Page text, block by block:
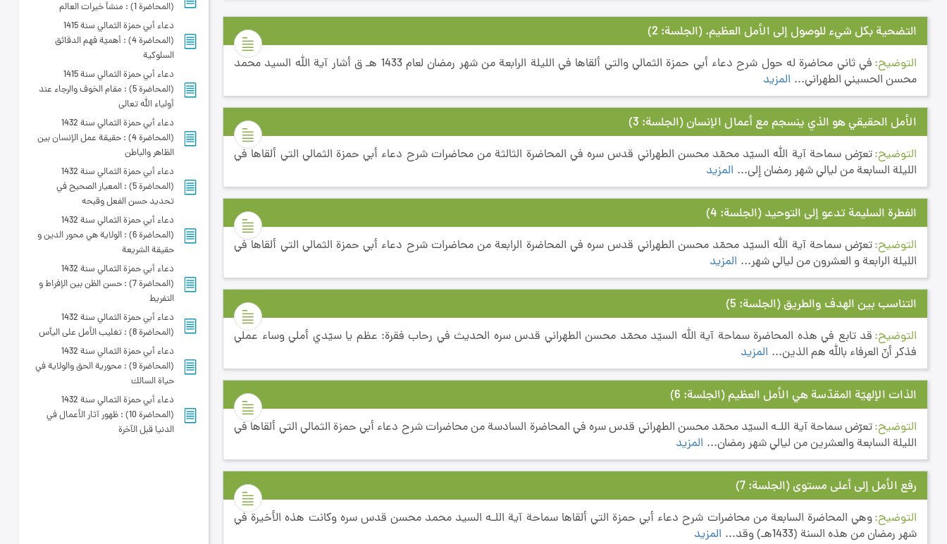
التضحية بكل شيء للوصول إلى الأمل العظيم.(الجلسة: 2)
التوضيح
في ثاني محاضرة له حول شرح دعاء أبي حمزة الثمالي والتي ألقاها في الليلة الرابعة من شهر رمضان لعام 1433 هـ ق أشار آية الله السيد محمد
محسن الحسيني الطهراني... المزيد
الأمل الحقيقي هو الذي ينسجم مع أعمال الإنسان(الجلسة: 3)
التوضيح تعرّض سماحة آية الله السيّد محمّد محسن الطهراني قدس سره في المحاضرة الثالثة من محاضرات شرح دعاء أبي حمزة الثمالي التي ألقاها في
الليلة السابعة من ليالي شهر رمضان إلى... المزيد
الفطرة السليمة تدعو إلى التوحيد(الجلسة: 4)
التوضيح تعرّض سماحة آية الله السيّد محمّد محسن الطهراني قدس سره في المحاضرة الرابعة من محاضرات شرح دعاء أبي حمزة الثمالي التي ألقاها في
الليلة الرابعة و العشرون من ليالي شهر... المزيد
التناسب بين الهدف والطريق(الجلسة: 5)
التوضيح قد تابع في هذه المحاضرة سماحة آية الله السيّد محمّد محسن الطهراني قدس سره الحديث في رحاب فقرة: عظم يا سيّدي أملي وساء عملي
فذكر أنّ العرفاء بالله هم الذين... المزيد
الذات الإلهيّة المقدّسة هي الأمل العظيم(الجلسة: 6)
التوضيح تعرّض سماحة آية اللـه السيّد محمّد محسن الطهراني قدس سره في المحاضرة السادسة من محاضرات شرح دعاء أبي حمزة الثمالي التي ألقاها في
الليلة السابعة والعشرين من ليالي شهر رمضان... المزيد
رفع الأمل إلى أعلى مستوى(الجلسة: 7)
التوضيح وهي المحاضرة السابعة من محاضرات شرح دعاء أبي حمزة التي ألقاها سماحة آية اللـه السيد محمد محسن قدس سره وكانت هذه الأخيرة في
شهر رمضان من هذه السنة (1433هـ) وقد...
المزيد
(المحاضرة 1) : منشأ خيرات العالم
دعاء أبي حمزة الثمالي سنة 1415
(المحاضرة 4) : أهميّة فهم الدقائق
السلوكية
دعاء أبي حمزة الثمالي سنة 1415
(المحاضرة 5) : مقام الخوف والرجاء عند
أولياء الله تعالى
دعاء أبي حمزة الثمالي سنة 1432
(المحاضرة 4) : حقيقة عمل الإنسان بين
الظاهر والباطن
دعاء أبي حمزة الثمالي سنة 1432
(المحاضرة 5) : المعيار الصحيح في
تحديد حسن الفعل وقبحه
دعاء أبي حمزة الثمالي سنة 1432
(المحاضرة 6) : الولاية هي محور الدين و
حقيقة الشريعة
دعاء أبي حمزة الثمالي سنة 1432
(المحاضرة 7) : حسن الظن بين الإفراط و
التفريط
دعاء أبي حمزة الثمالي سنة 1432
(المحاضرة 8) : تغليب الأمل على اليأس
دعاء أبي حمزة الثمالي سنة 1432
(المحاضرة 9) : محورية الحق والولاية في
حياة السالك
دعاء أبي حمزة الثمالي سنة 1432
(المحاضرة 10) : ظهور آثار الأعمال في
الدنيا قبل الآخرة